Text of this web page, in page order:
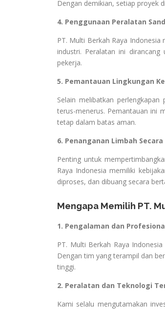
Dengan demikian, setiap proyek
4. Penggunaan Peralatan
PT. Multi Berkah Raya
industri. Peralatan ini
pekerja.
5. Pemantauan Lingkungan
Selain melibatkan
terus-menerus. Pemantauan ini
tetap dalam batas aman.
6. Penanganan Limbah
Penting untuk
Raya Indonesia memiliki
diproses, dan dibuang secara
Mengapa Memilih PT.
1. Pengalaman dan
PT. Multi Berkah Raya
Dengan tim yang terampil dan
tinggi.
2. Peralatan dan Teknologi
Kami selalu mengutamakan